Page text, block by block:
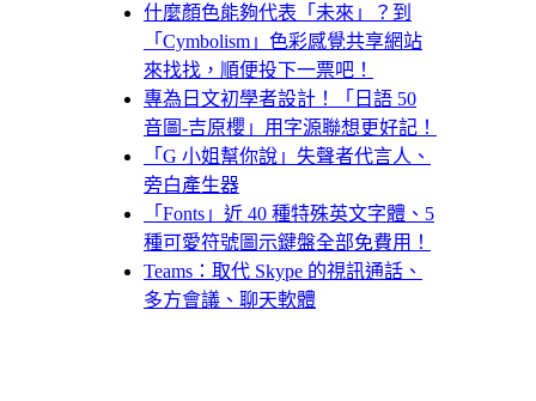
什麼顏色能夠代表「未來」？到
「Cymbolism」色彩感覺共享網站
來找找，順便投下一票吧！
專為日文初學者設計！「日語 50
音圖-吉原櫻」用字源聯想更好記！
「G 小姐幫你說」失聲者代言人、
旁白產生器
「Fonts」近 40 種特殊英文字體、5
種可愛符號圖示鍵盤全部免費用！
Teams：取代 Skype 的視訊通話、
多方會議、聊天軟體